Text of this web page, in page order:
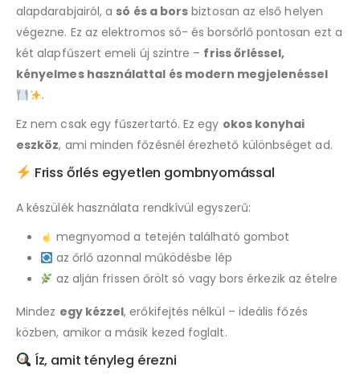
this
product
alapdarabjairól, a só és a bors biztosan az első helyen
végezne. Ez az elektromos só- és borsőrlő pontosan ezt a
két alapfűszert emeli új szintre – friss őrléssel,
kényelmes használattal és modern megjelenéssel
.
Ez nem csak egy fűszertartó. Ez egy okos konyhai
eszköz, ami minden főzésnél érezhető különbséget ad.
Friss őrlés egyetlen gombnyomással
A készülék használata rendkívül egyszerű:
megnyomod a tetején található gombot
az őrlő azonnal működésbe lép
az alján frissen őrölt só vagy bors érkezik az ételre
Mindez egy kézzel, erőkifejtés nélkül – ideális főzés
közben, amikor a másik kezed foglalt.
Íz, amit tényleg érezni